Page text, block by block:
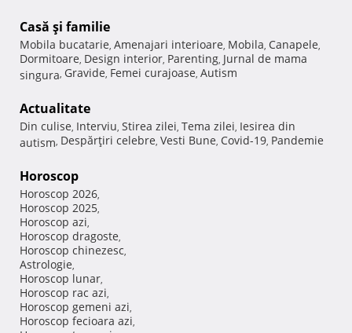
Casă şi familie
Mobila bucatarie, Amenajari interioare, Mobila, Canapele,
Dormitoare, Design interior, Parenting, Jurnal de mama
singura, Gravide, Femei curajoase, Autism
Actualitate
Din culise, Interviu, Stirea zilei, Tema zilei, Iesirea din
autism, Despărţiri celebre, Vesti Bune, Covid-19, Pandemie
Horoscop
Horoscop 2026,
Horoscop 2025,
Horoscop azi,
Horoscop dragoste,
Horoscop chinezesc,
Astrologie,
Horoscop lunar,
Horoscop rac azi,
Horoscop gemeni azi,
Horoscop fecioara azi,